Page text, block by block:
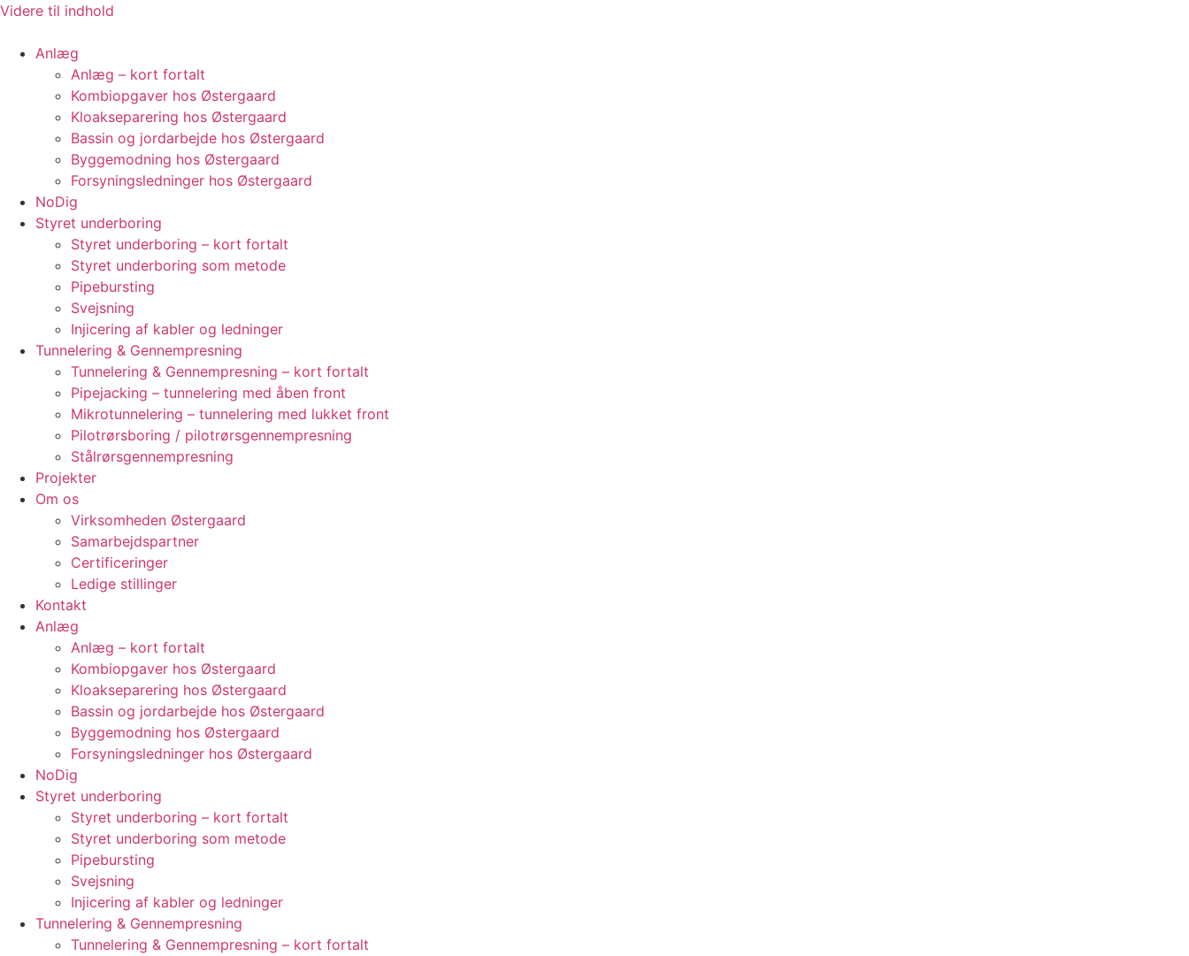
Videre til indhold
Anlæg
Anlæg – kort fortalt
Kombiopgaver hos Østergaard
Kloakseparering hos Østergaard
Bassin og jordarbejde hos Østergaard
Byggemodning hos Østergaard
Forsyningsledninger hos Østergaard
NoDig
Styret underboring
Styret underboring – kort fortalt
Styret underboring som metode
Pipebursting
Svejsning
Injicering af kabler og ledninger
Tunnelering & Gennempresning
Tunnelering & Gennempresning – kort fortalt
Pipejacking – tunnelering med åben front
Mikrotunnelering – tunnelering med lukket front
Pilotrørsboring / pilotrørsgennempresning
Stålrørsgennempresning
Projekter
Om os
Virksomheden Østergaard
Samarbejdspartner
Certificeringer
Ledige stillinger
Kontakt
Anlæg
Anlæg – kort fortalt
Kombiopgaver hos Østergaard
Kloakseparering hos Østergaard
Bassin og jordarbejde hos Østergaard
Byggemodning hos Østergaard
Forsyningsledninger hos Østergaard
NoDig
Styret underboring
Styret underboring – kort fortalt
Styret underboring som metode
Pipebursting
Svejsning
Injicering af kabler og ledninger
Tunnelering & Gennempresning
Tunnelering & Gennempresning – kort fortalt